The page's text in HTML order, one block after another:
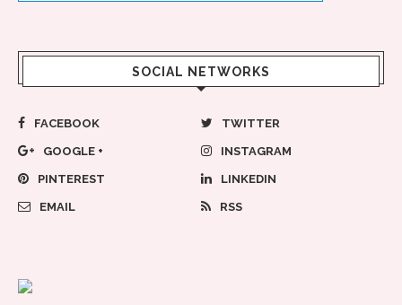
SOCIAL NETWORKS
FACEBOOK TWITTER
GOOGLE + INSTAGRAM
PINTEREST LINKEDIN
EMAIL RSS